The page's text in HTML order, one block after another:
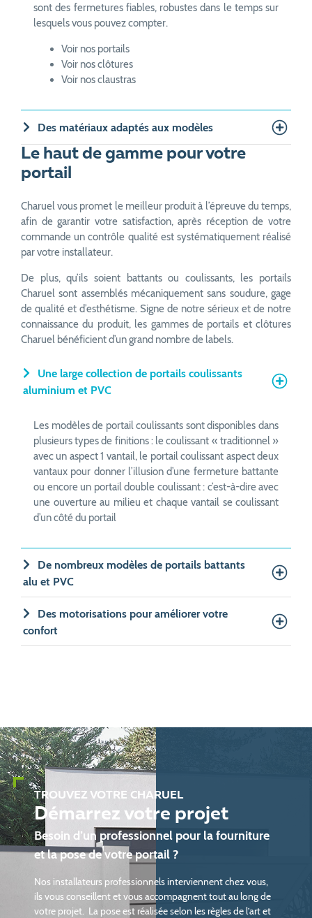
sont des fermetures fiables, robustes dans le temps sur
lesquels vous pouvez compter.
Voir nos portails
Voir nosclôtures
Voir nosclaustras
Des matériaux adaptés aux modèles
Le haut de gamme pour votre
portail
Charuel vous promet le meilleur produit à l’épreuve du temps,
afin de garantir votre satisfaction, après réception de votre
commande un contrôle qualité est systématiquement réalisé
par votre installateur.
De plus, qu’ils soient battants ou coulissants, les portails
Charuel sont assemblés mécaniquement sans soudure, gage
de qualité et d’esthétisme. Signe de notre sérieux et de notre
connaissance du produit, les gammes de portails et clôtures
Charuel bénéficient d’un grand nombre de labels.
Une large collection de portails coulissants
aluminium et PVC
Les modèles de portail coulissants sont disponibles dans
plusieurs types de finitions : le coulissant « traditionnel »
avec un aspect 1 vantail, le portail coulissant aspect deux
vantaux pour donner l’illusion d’une fermeture battante
ou encore un portail double coulissant : c’est-à-dire avec
une ouverture au milieu et chaque vantail se coulissant
d’un côté du portail
De nombreux modèles de portails battants
alu et PVC
Des motorisations pour améliorer votre
confort
TROUVEZ VOTRE CHARUEL
Démarrez votre projet
Besoin d’un professionnel pour la fourniture
et la pose de votre portail ?
Nos installateurs professionnels interviennent chez vous,
ils vous conseillent et vous accompagnent tout au long de
votre projet. La pose est réalisée selon les règles de l’art et